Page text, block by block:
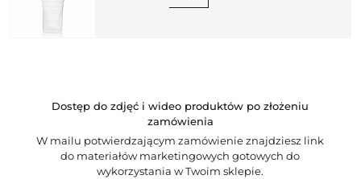
Dostęp do zdjęć i wideo produktów po złożeniu
zamówienia
W mailu potwierdzającym zamówienie znajdziesz link
do materiałów marketingowych gotowych do
wykorzystania w Twoim sklepie.